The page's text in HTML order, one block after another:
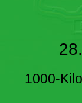
1000-